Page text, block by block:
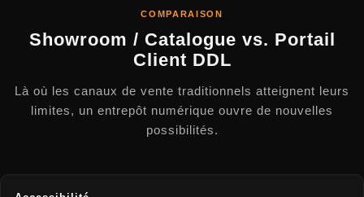
COMPARAISON
Showroom / Catalogue vs. Portail
Client DDL
Là où les canaux de vente traditionnels atteignent leurs
limites, un entrepôt numérique ouvre de nouvelles
possibilités.